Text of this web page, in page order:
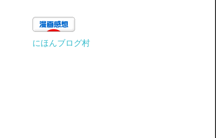
にほんブログ村